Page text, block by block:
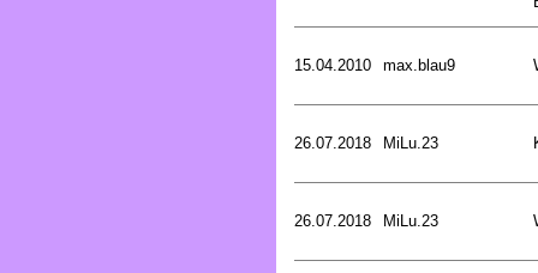
15.04.2010 max.blau9
26.07.2018 MiLu.23
26.07.2018 MiLu.23